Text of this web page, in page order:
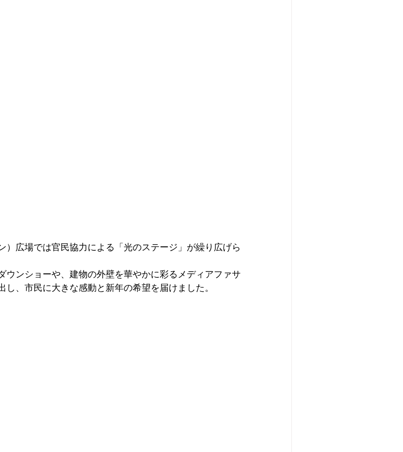
）広場では官民協力による「光のステージ」が繰り広げら
ウンショーや、建物の外壁を華やかに彩るメディアファサ
、市民に大きな感動と新年の希望を届けました。